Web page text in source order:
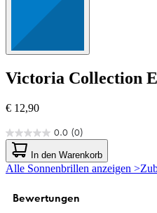
Victoria Collection
€ 12,90
0.0 (0)
0.0
von
5
Sternen.
In den Warenkorb
Alle Sonnenbrillen anzeigen >